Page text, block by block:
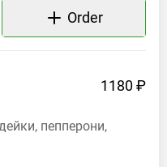
Order
1180 ₽
пепперони,